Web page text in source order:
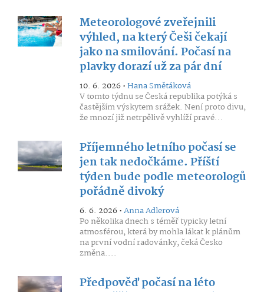
Meteorologové zveřejnili
výhled, na který Češi čekají
jako na smilování. Počasí na
plavky dorazí už za pár dní
10. 6. 2026 •Hana Smětáková
V tomto týdnu se Česká republika potýká s
častějším výskytem srážek. Není proto divu,
že mnozí již netrpělivě vyhlíží pravé...
Příjemného letního počasí se
jen tak nedočkáme. Příští
týden bude podle meteorologů
pořádně divoký
6. 6. 2026 •Anna Adlerová
Po několika dnech s téměř typicky letní
atmosférou, která by mohla lákat k plánům
na první vodní radovánky, čeká Česko
změna....
Předpověď počasí na léto